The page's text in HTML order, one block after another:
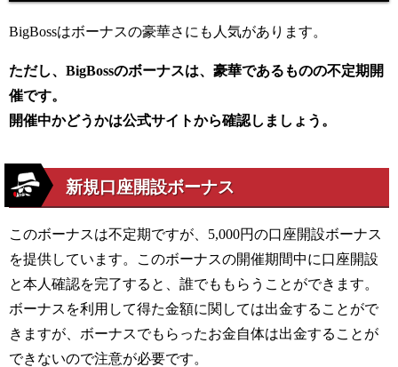
BigBossはボーナスの豪華さにも人気があります。
ただし、BigBossのボーナスは、豪華であるものの不定期開
催です。
開催中かどうかは公式サイトから確認しましょう。
新規口座開設ボーナス
このボーナスは不定期ですが、 5,000円の口座開設ボーナス
を提供しています。このボーナスの開催期間中に口座開設
と本人確認を完了すると、誰でももらうことができます。
ボーナスを利用して得た金額に関しては出金することがで
きますが、ボーナスでもらったお金自体は出金することが
できないので注意が必要です。